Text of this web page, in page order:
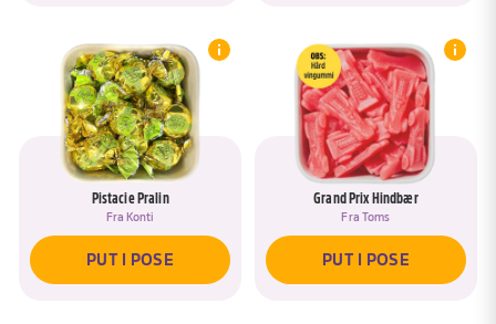
SlikEkspressen i dag ❄️
Sej lakrids, cremet mintfyld og en frisk
smagsoplevelse – en tidløs klassiker, der giver din
Bland Selv Slik-pose et køligt twist!
Pistacie Pralin
Fra Konti
PUT I POSE
Grand Prix Hindbær
Fra Toms
PUT I POSE